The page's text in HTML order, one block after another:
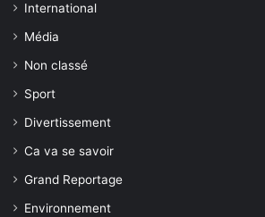
International
Média
Non classé
Sport
Divertissement
Ca va se savoir
Grand Reportage
Environnement